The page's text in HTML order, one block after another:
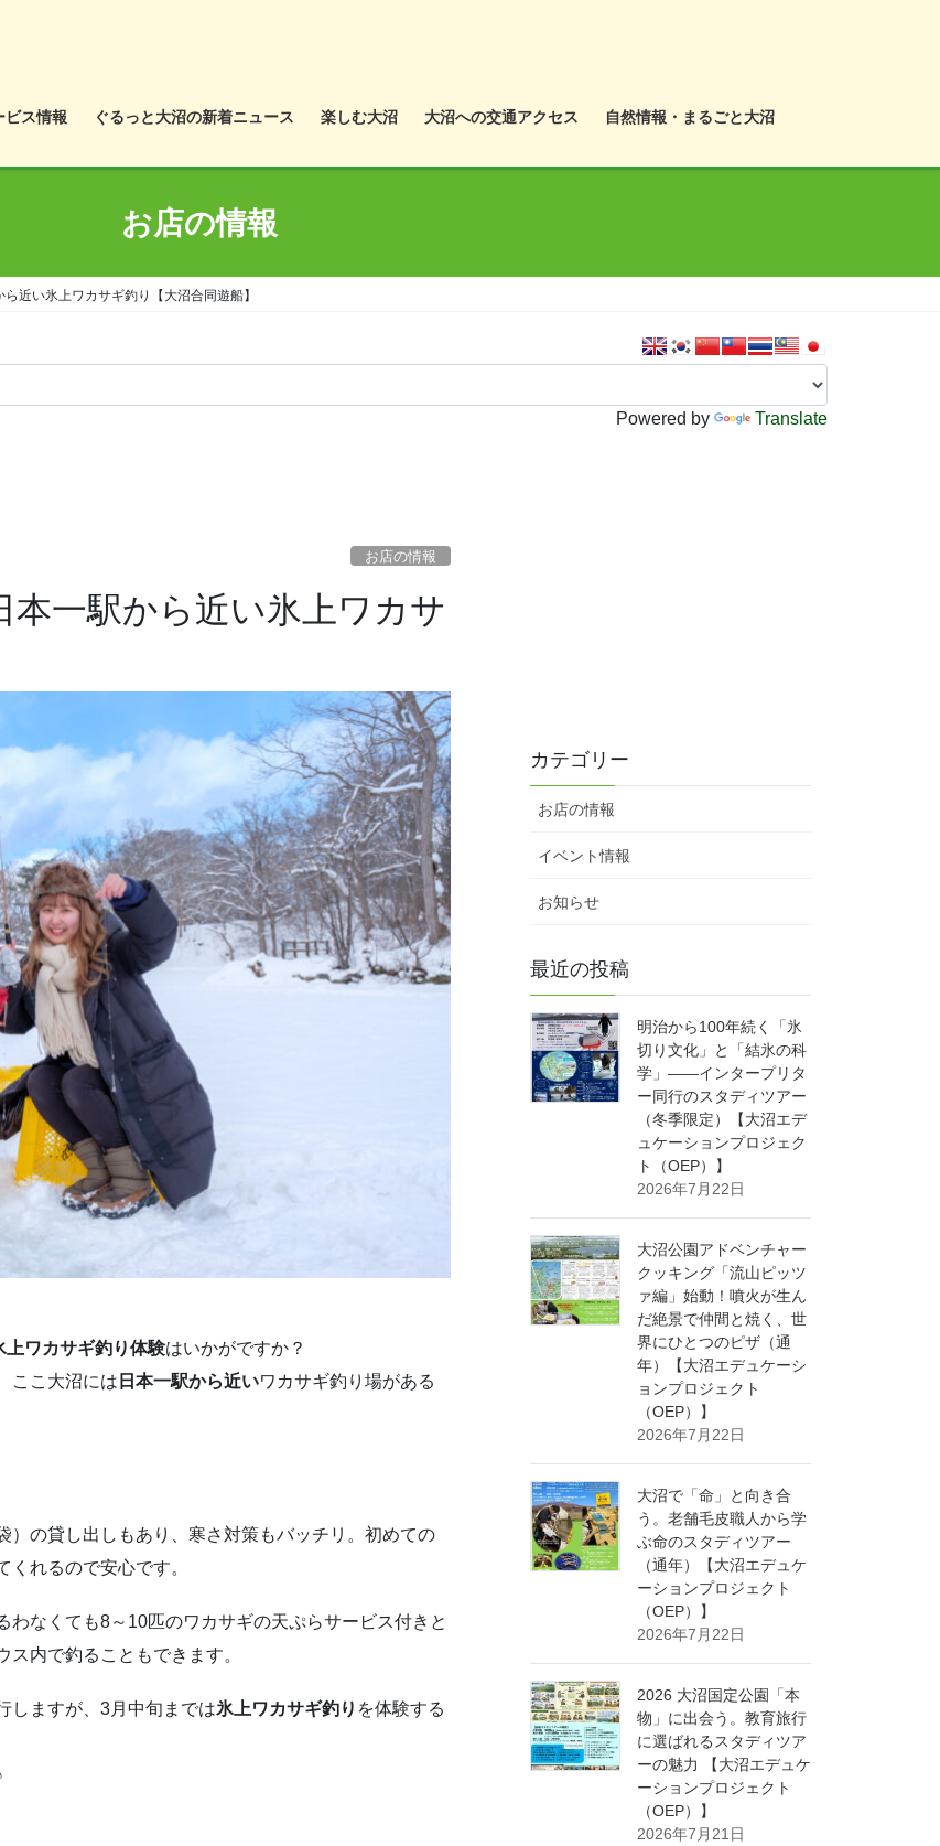
ビス情報 ぐるっと大沼の新着ニュース 楽しむ大沼 大沼への交通アクセス 自然情報・まるごと大沼
お店の情報
近い氷上ワカサギ釣り【大沼合同遊船】
Powered by Translate
お店の情報
本一駅から近い氷上ワカサ
上ワカサギ釣り体験はいかがですか？
ここ大沼には 日本一駅から近いワカサギ釣り場がある
）の貸し出しもあり、寒さ対策もバッチリ。初めての
れるので安心です。
なくても8～10匹のワカサギの天ぷらサービス付きと
内で釣ることもできます。
しますが、3月中旬までは氷上ワカサギ釣り を体験する
カテゴリー
お店の情報
イベント情報
お知らせ
最近の投稿
明治から100年続く「氷
切り文化」と「結氷の科
学」——インタープリタ
ー同行のスタディツアー
（冬季限定）【大沼エデ
ュケーションプロジェク
ト（OEP）】
2026年7月22日
大沼公園アドベンチャー
クッキング「流山ピッツ
ァ編」始動！噴火が生ん
だ絶景で仲間と焼く、世
界にひとつのピザ（通
年）【大沼エデュケーシ
ョンプロジェクト
（OEP）】
2026年7月22日
大沼で「命」と向き合
う。老舗毛皮職人から学
ぶ命のスタディツアー
（通年）【大沼エデュケ
ーションプロジェクト
（OEP）】
2026年7月22日
2026 大沼国定公園「本
物」に出会う。教育旅行
に選ばれるスタディツア
ーの魅力 【大沼エデュケ
ーションプロジェクト
（OEP）】
2026年7月21日